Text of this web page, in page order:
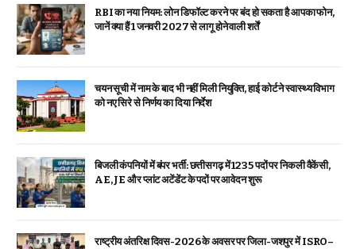
RBI का नया नियम: लोन डिफॉल्ट करने पर बंद हो सकता है आपका फोन,
जानें क्या हैं 1 जनवरी 2027 से लागू होने वाली शर्तें
चयन सूची में नाम के बाद भी नहीं मिली नियुक्ति, हाई कोर्ट ने स्वास्थ्य विभाग
को नए सिरे से निर्णय का दिया निर्देश
बिजली कंपनियों में बंपर भर्ती: छत्तीसगढ़ में 1235 पदों पर निकली वैकेंसी,
AE, JE और प्लांट अटेंडेंट के पदों पर आवेदन शुरू
राष्ट्रीय अंतरिक्ष दिवस-2026 के अवसर पर जिला-जशपुर में ISRO–